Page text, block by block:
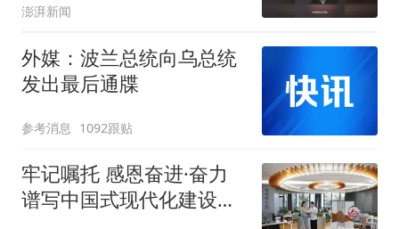
立功
澎湃新闻
外媒：波兰总统向乌总统
发出最后通牒
参考消息 1092跟贴
牢记嘱托 感恩奋进·奋力
谱写中国式现代化建设河